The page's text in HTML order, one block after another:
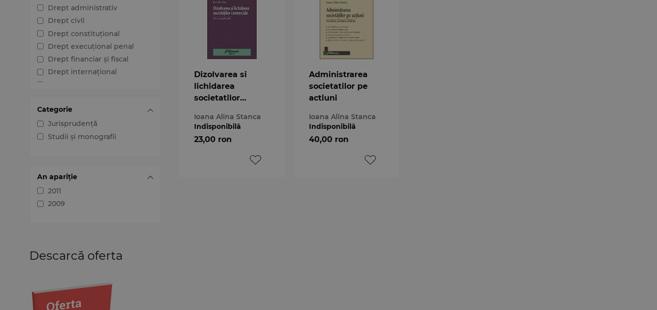
Drept administrativ
Drept civil
Drept constituțional
Drept execuțional penal
Drept financiar și fiscal
Drept internațional
Drept procesual penal
Dreptul afacerilor
Dreptul familiei
Dreptul noilor tehnologii
intelectuale
Medicină
Protecția drepturilor omului
Psihologie
Categorie
Jurisprudență
Studii și monografii
An apariție
2011
2009
Descarcă oferta
Dizolvarea si
lichidarea
societatilor
Practica judiciara
Ioana Alina Stanca
Indisponibilă
23,00 ron
Administrarea
societatilor pe
actiuni
Ioana Alina Stanca
Indisponibilă
40,00 ron